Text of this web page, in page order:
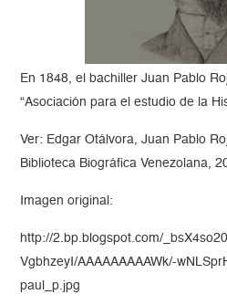
En 1848, el bachiller Juan Pablo
“Asociación para el estudio de la
Ver: Edgar Otálvora, Juan Pablo
Biblioteca Biográfica Venezolana,
Imagen original:
http://2.bp.blogspot.com/
VgbhzeyI/AAAAAAAAAWk/-
paul_p.jpg